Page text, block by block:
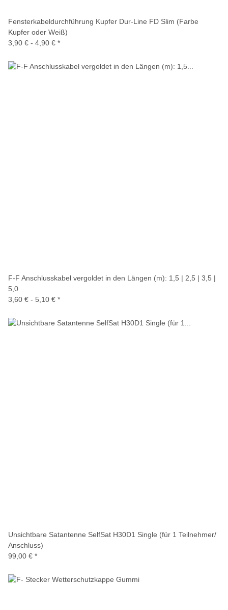
Fensterkabeldurchführung Kupfer Dur-Line FD Slim (Farbe
Kupfer oder Weiß)
3,90 € - 4,90 € *
F-F Anschlusskabel vergoldet in den Längen (m): 1,5 | 2,5 | 3,5 |
5,0
3,60 € - 5,10 € *
Unsichtbare Satantenne SelfSat H30D1 Single (für 1 Teilnehmer/
Anschluss)
99,00 € *